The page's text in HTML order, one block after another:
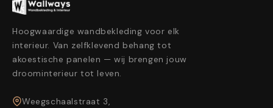
Hoogwaardige wandbekleding voor elk
interieur. Van zelfklevend behang tot
akoestische panelen — wij brengen jouw
droominterieur tot leven.
Weegschaalstraat 3,